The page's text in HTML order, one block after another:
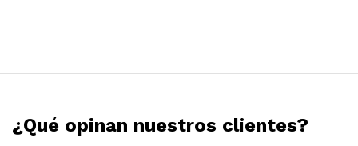
¿Qué opinan nuestros clientes?